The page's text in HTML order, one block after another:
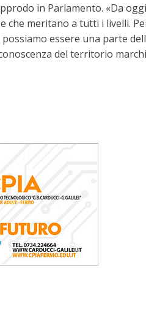
in Parlamento. «Da
che meritano a tutti i livelli.
essere una parte
del territorio